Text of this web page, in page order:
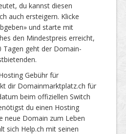
du kannst diesen
auch ersteigern. Klicke
und starte mit
den Mindestpreis erreicht,
Tagen geht der Domain-
Gebühr für
dir Domainmarktplatz.ch für
beim offiziellen Switch
du einen Hosting
neue Domain zum Leben
sich Help.ch mit seinen